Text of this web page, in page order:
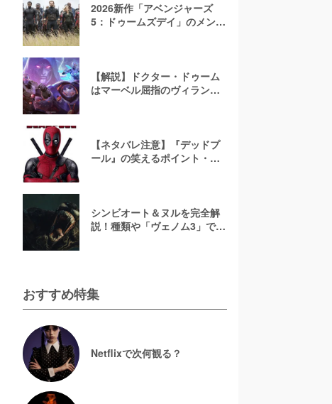
2026新作「アベンジャーズ
5：ドゥームズデイ」のメンバ
【解説】ドクター・ドゥーム
はマーベル屈指のヴィラン！
【ネタバレ注意】『デッドプ
ール』の笑えるポイント・台
シンビオート＆ヌルを完全解
説！種類や「ヴェノム3」で初
おすすめ特集
Netflixで次何観る？